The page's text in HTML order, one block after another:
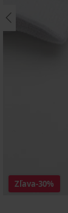
Zľava-30%